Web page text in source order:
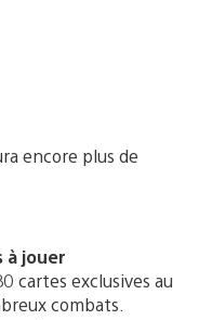
encore plus de
à jouer
cartes exclusives au
combats.